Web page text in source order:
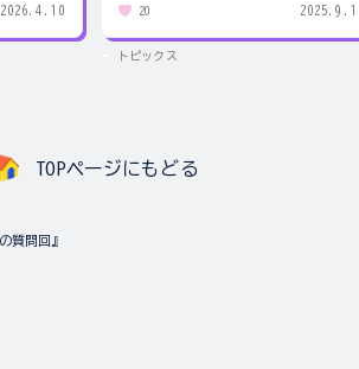
2026.4.10 20
トピックス
TOPページにもどる
質問回』